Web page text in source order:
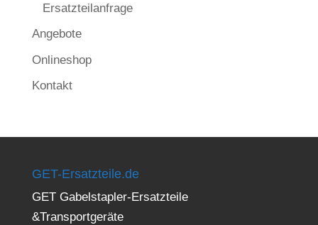
Ersatzteilanfrage
Angebote
Onlineshop
Kontakt
GET-Ersatzteile.de
GET Gabelstapler-Ersatzteile
&Transportgeräte